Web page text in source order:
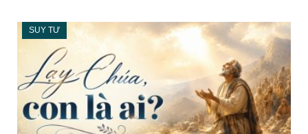
SUY TƯ